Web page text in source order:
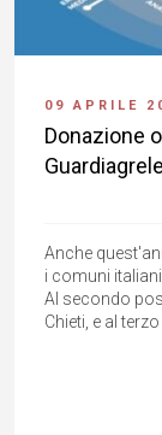
09 APRILE
Donazione
Anche
i comuni
Al secondo
Chieti, e al